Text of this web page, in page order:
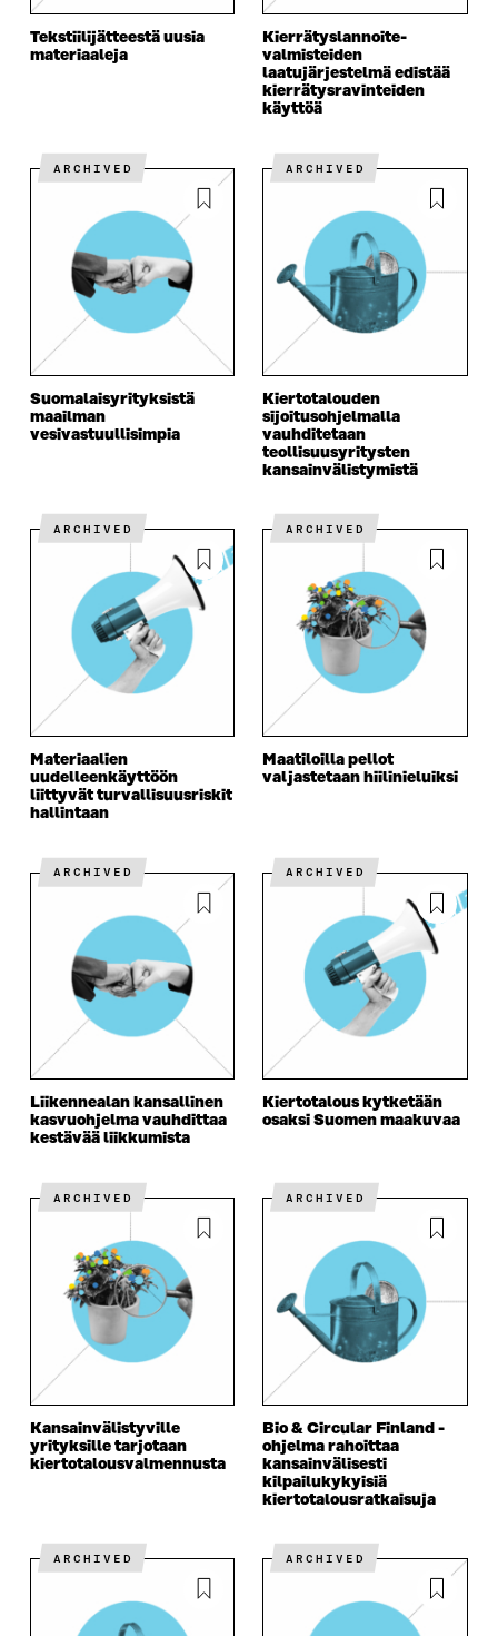
Tekstiilijätteestä uusia
materiaaleja
Kierrätyslannoite­
valmisteiden
laatujärjestelmä edistää
kierrätysravinteiden
käyttöä
ARCHIVED
Suomalaisyrityksistä
maailman
vesivastuullisimpia
ARCHIVED
Kiertotalouden
sijoitusohjelmalla
vauhditetaan
teollisuusyritysten
kansainvälistymistä
ARCHIVED
Materiaalien
uudelleenkäyttöön
liittyvät turvallisuusriskit
hallintaan
ARCHIVED
Maatiloilla pellot
valjastetaan hiilinieluiksi
ARCHIVED
Liikennealan kansallinen
kasvuohjelma vauhdittaa
kestävää liikkumista
ARCHIVED
Kiertotalous kytketään
osaksi Suomen maakuvaa
ARCHIVED
Kansainvälistyville
yrityksille tarjotaan
kiertotalous­valmennusta
ARCHIVED
Bio & Circular Finland -
ohjelma rahoittaa
kansainvälisesti
kilpailukykyisiä
kiertotalous­ratkaisuja
ARCHIVED ARCHIVED